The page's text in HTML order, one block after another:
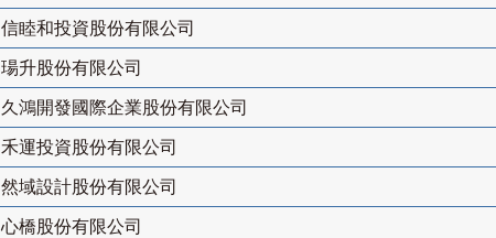
信睦和投資股份有限公司
瑒升股份有限公司
久鴻開發國際企業股份有限公司
禾運投資股份有限公司
然域設計股份有限公司
心橋股份有限公司